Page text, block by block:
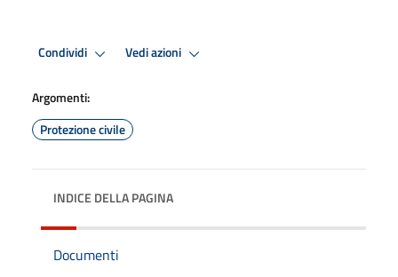
Condividi Vedi azioni
Argomenti:
Protezione civile
INDICE DELLA PAGINA
Documenti